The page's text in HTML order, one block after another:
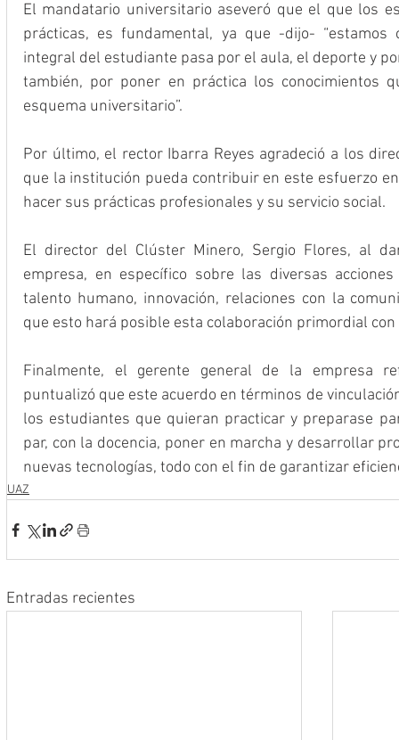
El mandatario universitario aseveró que el que los
prácticas, es fundamental, ya que -dijo- “estamos
integral del estudiante pasa por el aula, el deporte y
también, por poner en práctica los conocimientos
esquema universitario”.
Por último, el rector Ibarra Reyes agradeció a los
que la institución pueda contribuir en este esfuerzo
hacer sus prácticas profesionales y su servicio social.
El director del Clúster Minero, Sergio Flores, al
empresa, en específico sobre las diversas
talento humano, innovación, relaciones con la
que esto hará posible esta colaboración primordial
Finalmente, el gerente general de la empresa
puntualizó que este acuerdo en términos de
los estudiantes que quieran practicar y preparase
par, con la docencia, poner en marcha y desarrollar
nuevas tecnologías, todo con el fin de garantizar
UAZ
Entradas recientes